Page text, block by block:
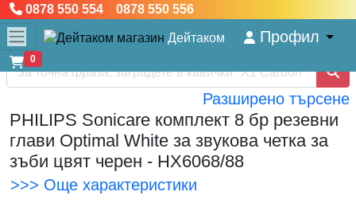
0878 550 554 0878 550 556
Дейтаком Профил
0
Разширено търсене
PHILIPS Sonicare комплект 8 бр резевни
глави Optimal White за звукова четка за
зъби цвят черен - HX6068/88
>>> Още характеристики